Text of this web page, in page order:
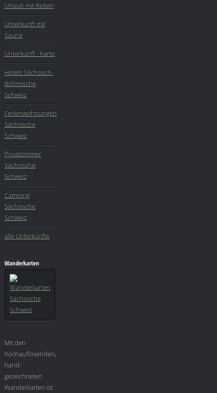
Urlaub mit Reiten
Unterkunft mit
Sauna
Unterkunft - Karte
Hotels Sächsisch-
Böhmische
Schweiz
Ferienwohnungen
Sächsische
Schweiz
Privatzimmer
Sächsische
Schweiz
Camping
Sächsische
Schweiz
alle Unterkünfte
Wanderkarten
Mit den
hochauflösenden,
hand-
gezeichneten
Wanderkarten ist